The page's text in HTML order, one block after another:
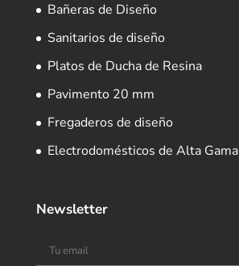
Bañeras de Diseño
Sanitarios de diseño
Platos de Ducha de Resina
Pavimento 20 mm
Fregaderos de diseño
Electrodomésticos de Alta Gama
Newsletter